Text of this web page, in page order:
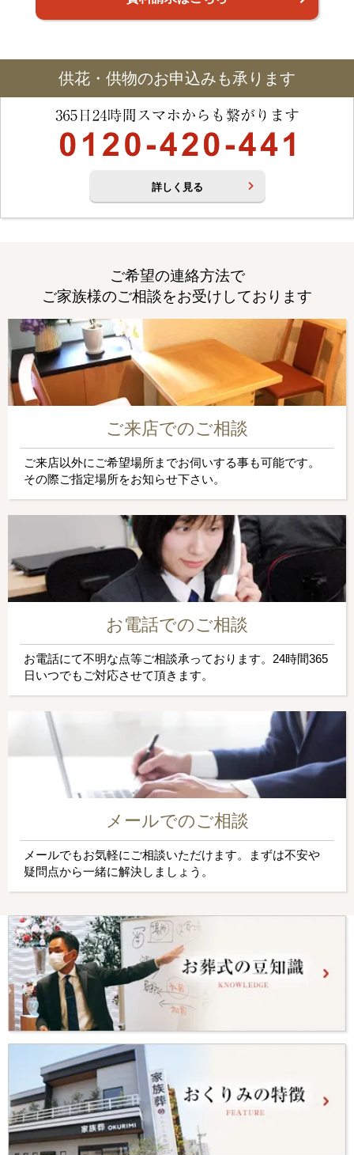
供花・供物のお申込みも承ります
詳しく見る
ご希望の連絡方法で
ご家族様のご相談をお受けしております
ご来店でのご相談
ご来店以外にご希望場所までお伺いする事も可能です。
その際ご指定場所をお知らせ下さい。
お電話でのご相談
お電話にて不明な点等ご相談承っております。24時間365
日いつでもご対応させて頂きます。
メールでのご相談
メールでもお気軽にご相談いただけます。まずは不安や
疑問点から一緒に解決しましょう。